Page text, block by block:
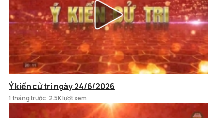
Ý kiến cử tri ngày 24/6/2026
1 tháng trước 2.5K lượt xem